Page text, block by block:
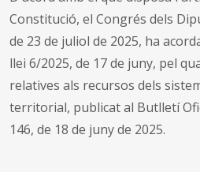
Constitució, el Congrés dels
de 23 de juliol de 2025, ha
llei 6/2025, de 17 de juny, pel
relatives als recursos dels
territorial, publicat al Butlletí
146, de 18 de juny de 2025.